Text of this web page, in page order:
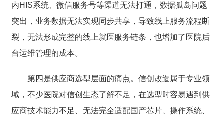
内HIS系统、微信服务号等渠道无法打通，数据孤岛问题
突出，业务数据无法实现同步共享，导致线上服务流程断
裂，无法形成完整的线上就医服务链条，也增加了医院后
台运维管理的成本。
第四是供应商选型层面的痛点。信创改造属于专业领
域，不少医院对信创生态了解不足，在选型时容易遇到供
应商技术能力不足、无法完全适配国产芯片、操作系统、